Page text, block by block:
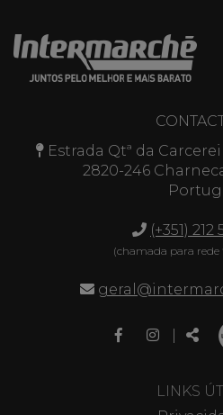
Estrada Qtª da
2820-246
(+351) 212
(chamada para rede
Link
página
Link
para
página
de
LINKS